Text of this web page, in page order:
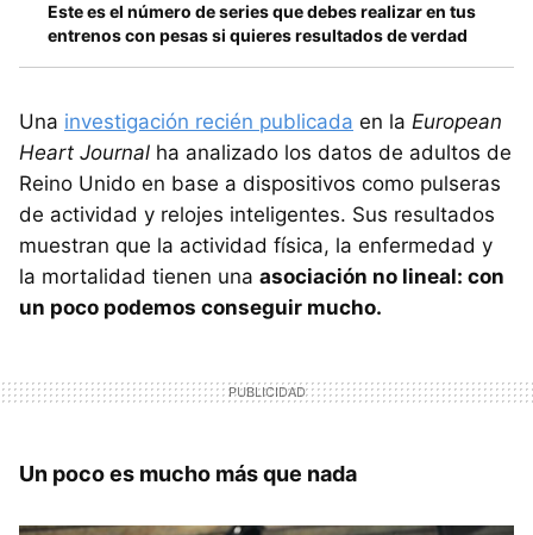
Este es el número de series que debes realizar en tus
entrenos con pesas si quieres resultados de verdad
Una investigación recién publicada en la European
Heart Journal ha analizado los datos de adultos de
Reino Unido en base a dispositivos como pulseras
de actividad y relojes inteligentes. Sus resultados
muestran que la actividad física, la enfermedad y
la mortalidad tienen una asociación no lineal: con
un poco podemos conseguir mucho.
Un poco es mucho más que nada